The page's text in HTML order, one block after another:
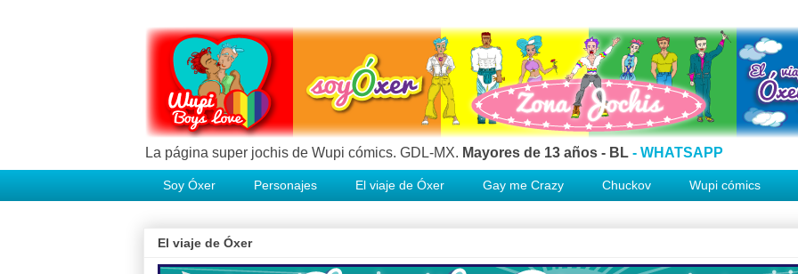
La página super jochis de Wupi cómics. GDL-MX. Mayores de 13 años - BL - WHATSAPP
Soy Óxer Personajes El viaje de Óxer Gay me Crazy Chuckov Wupi cómics
El viaje de Óxer